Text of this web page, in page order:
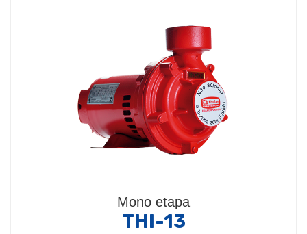
Mono etapa
THI-13